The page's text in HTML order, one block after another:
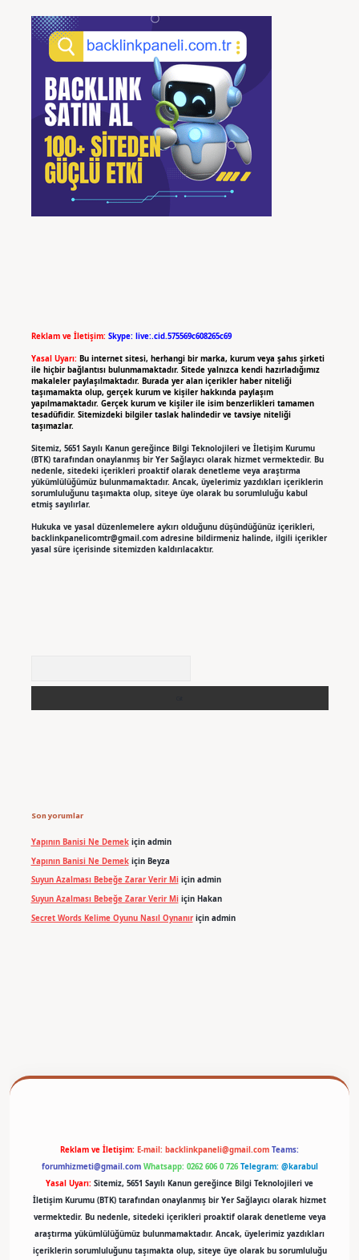
Reklam ve İletişim: Skype: live:.cid.575569c608265c69
Yasal Uyarı: Bu internet sitesi, herhangi bir marka, kurum veya şahıs şirketi
ile hiçbir bağlantısı bulunmamaktadır. Sitede yalnızca kendi hazırladığımız
makaleler paylaşılmaktadır. Burada yer alan içerikler haber niteliği
taşımamakta olup, gerçek kurum ve kişiler hakkında paylaşım
yapılmamaktadır. Gerçek kurum ve kişiler ile isim benzerlikleri tamamen
tesadüfidir. Sitemizdeki bilgiler taslak halindedir ve tavsiye niteliği
taşımazlar.
Sitemiz, 5651 Sayılı Kanun gereğince Bilgi Teknolojileri ve İletişim Kurumu
(BTK) tarafından onaylanmış bir Yer Sağlayıcı olarak hizmet vermektedir. Bu
nedenle, sitedeki içerikleri proaktif olarak denetleme veya araştırma
yükümlülüğümüz bulunmamaktadır. Ancak, üyelerimiz yazdıkları içeriklerin
sorumluluğunu taşımakta olup, siteye üye olarak bu sorumluluğu kabul
etmiş sayılırlar.
Hukuka ve yasal düzenlemelere aykırı olduğunu düşündüğünüz içerikleri,
backlinkpanelicomtr@gmail.comadresine bildirmeniz halinde, ilgili içerikler
yasal süre içerisinde sitemizden kaldırılacaktır.
Son yorumlar
Yapının Banisi Ne Demekiçin admin
Yapının Banisi Ne Demekiçin Beyza
Suyun Azalması Bebeğe Zarar Verir Miiçin admin
Suyun Azalması Bebeğe Zarar Verir Miiçin Hakan
Secret Words Kelime Oyunu Nasıl Oynanıriçin admin
Reklam ve İletişim: E-mail: backlinkpaneli@gmail.com Teams:
forumhizmeti@gmail.com Whatsapp: 0262 606 0 726 Telegram: @karabul
Yasal Uyarı: Sitemiz, 5651 Sayılı Kanun gereğince Bilgi Teknolojileri ve
İletişim Kurumu (BTK) tarafından onaylanmış bir Yer Sağlayıcı olarak hizmet
vermektedir. Bu nedenle, sitedeki içerikleri proaktif olarak denetleme veya
araştırma yükümlülüğümüz bulunmamaktadır. Ancak, üyelerimiz yazdıkları
içeriklerin sorumluluğunu taşımakta olup, siteye üye olarak bu sorumluluğu